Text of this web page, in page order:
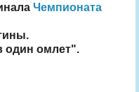
Чемпионата
один омлет".